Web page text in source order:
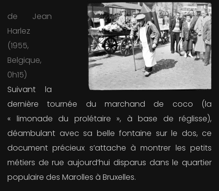
de Jean
Harlez
(1955,
Belgique,
0h15)
Suivant la
dernière tournée du marchand de coco (la
« limonade du prolétaire », à base de réglisse),
déambulant avec sa belle fontaine sur le dos, ce
document précieux s’attache à montrer les petits
métiers de rue aujourd’hui disparus dans le quartier
populaire des Marolles à Bruxelles.